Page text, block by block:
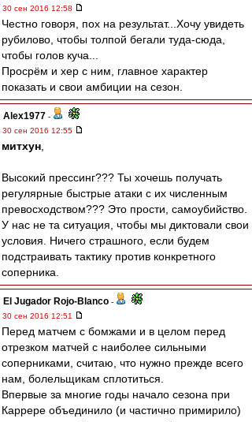
30 сен 2016 12:58
Честно говоря, пох на результат...Хочу увидеть
рубилово, чтобы толпой бегали туда-сюда,
чтобы голов куча...
Просрём и хер с ним, главное характер
показать и свои амбиции на сезон.
Alex1977 -
30 сен 2016 12:55
митхун
Высокий прессинг??? Ты хочешь получать
регулярные быстрые атаки с их численным
превосходством??? Это прости, самоубийство.
У нас не та ситуация, чтобы мы диктовали свои
условия. Ничего страшного, если будем
подстраивать тактику против конкретного
соперника.
El Jugador Rojo-Blanco -
30 сен 2016 12:51
Перед матчем с бомжами и в целом перед
отрезком матчей с наиболее сильными
соперниками, считаю, что нужно прежде всего
нам, болельщикам сплотиться.
Впервые за многие годы начало сезона при
Каррере объединило (и частично примирило)